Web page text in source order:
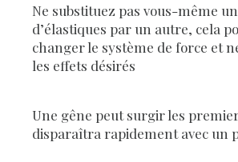
Ne substituez pas vous-même
d’élastiques par un autre, cela
changer le système de force et
les effets désirés
Une gêne peut surgir les
disparaîtra rapidement avec un